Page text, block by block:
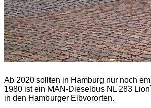
Ab 2020 sollten in Hamburg nur noch
1980 ist ein MAN-Dieselbus NL 283
in den Hamburger Elbvororten.